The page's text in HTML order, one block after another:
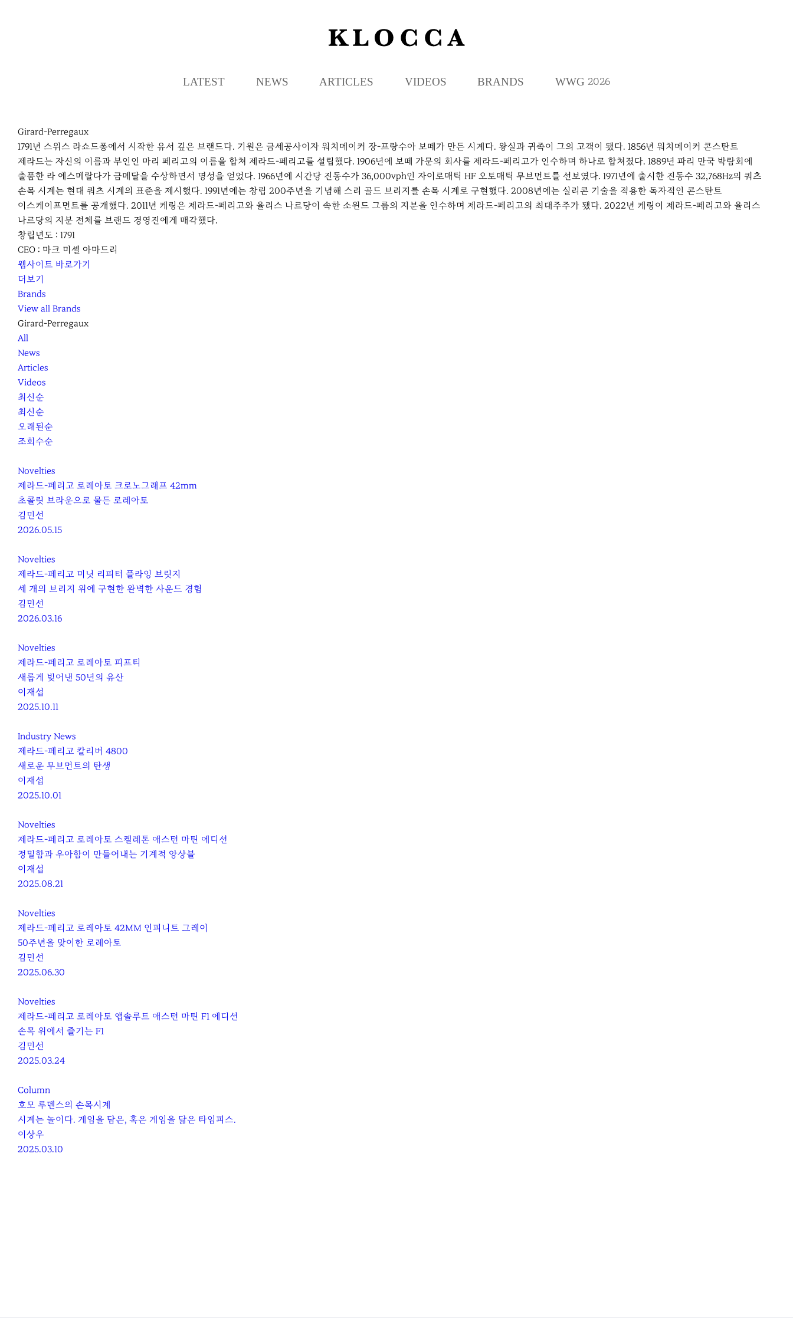
K
L
C
LATEST NEWS ARTICLES VIDEOS BRANDS WWG 2026
Girard-Perregaux
1791년 스위스 라쇼드퐁에서 시작한 유서 깊은 브랜드다. 기원은 금세공사이자 워치메이커 장-프랑수아 보떼가 만든 시계다. 왕실과 귀족이 그의 고객이 됐다. 1856년 워치메이커 콘스탄트
제라드는 자신의 이름과 부인인 마리 페리고의 이름을 합쳐 제라드-페리고를 설립했다. 1906년에 보떼 가문의 회사를 제라드-페리고가 인수하며 하나로 합쳐졌다. 1889년 파리 만국 박람회에
출품한 라 에스메랄다가 금메달을 수상하면서 명성을 얻었다. 1966년에 시간당 진동수가 36,000vph인 자이로매틱 HF 오토매틱 무브먼트를 선보였다. 1971년에 출시한 진동수 32,768Hz의 쿼츠
손목 시계는 현대 쿼츠 시계의 표준을 제시했다. 1991년에는 창립 200주년을 기념해 스리 골드 브리지를 손목 시계로 구현했다. 2008년에는 실리콘 기술을 적용한 독자적인 콘스탄트
이스케이프먼트를 공개했다. 2011년 케링은 제라드-페리고와 율리스 나르당이 속한 소윈드 그룹의 지분을 인수하며 제라드-페리고의 최대주주가 됐다. 2022년 케링이 제라드-페리고와 율리스
나르당의 지분 전체를 브랜드 경영진에게 매각했다.
창립년도 : 1791
CEO : 마크 미셸 아마드리
웹사이트 바로가기
더보기
Brands
View all Brands
Girard-Perregaux
All
News
Articles
Videos
최신순
최신순
오래된순
조회수순
Novelties
제라드-페리고 로레아토 크로노그래프 42mm
초콜릿 브라운으로 물든 로레아토
김민선
2026.05.15
Novelties
제라드-페리고 미닛 리피터 플라잉 브릿지
세 개의 브리지 위에 구현한 완벽한 사운드 경험
김민선
2026.03.16
Novelties
제라드-페리고 로레아토 피프티
새롭게 빚어낸 50년의 유산
이재섭
2025.10.11
Industry News
제라드-페리고 칼리버 4800
새로운 무브먼트의 탄생
이재섭
2025.10.01
Novelties
제라드-페리고 로레아토 스켈레톤 애스턴 마틴 에디션
정밀함과 우아함이 만들어내는 기계적 앙상블
이재섭
2025.08.21
Novelties
제라드-페리고 로레아토 42MM 인피니트 그레이
50주년을 맞이한 로레아토
김민선
2025.06.30
Novelties
제라드-페리고 로레아토 앱솔루트 애스턴 마틴 F1 에디션
손목 위에서 즐기는 F1
김민선
2025.03.24
Column
호모 루덴스의 손목시계
시계는 놀이다. 게임을 담은, 혹은 게임을 닮은 타임피스.
이상우
2025.03.10